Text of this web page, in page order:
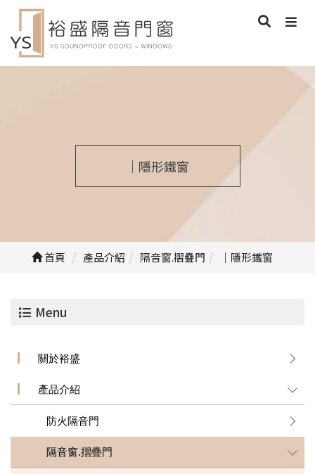
｜隱形鐵窗
首頁 產品介紹 隔音窗.摺疊門 ｜隱形鐵窗
Menu
關於裕盛
產品介紹
防火隔音門
隔音窗.摺疊門